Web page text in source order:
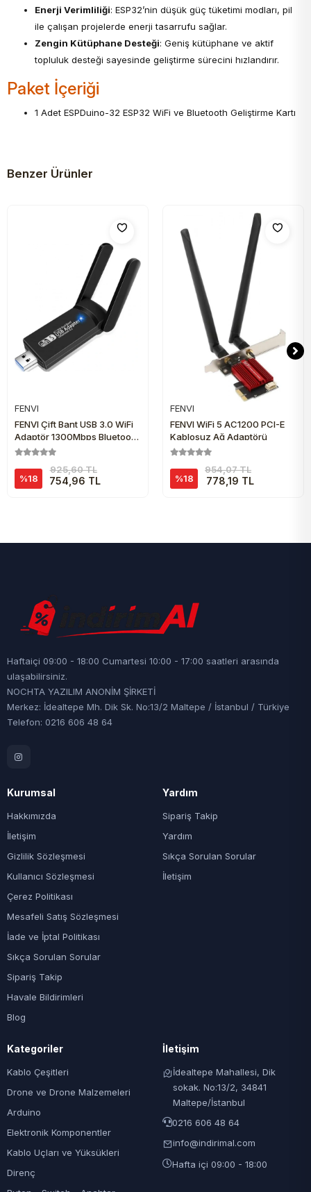
Enerji Verimliliği: ESP32’nin düşük güç tüketimi modları, pil
ile çalışan projelerde enerji tasarrufu sağlar.
Zengin Kütüphane Desteği: Geniş kütüphane ve aktif
topluluk desteği sayesinde geliştirme sürecini hızlandırır.
Paket İçeriği
1 Adet ESPDuino-32 ESP32 WiFi ve Bluetooth Geliştirme Kartı
Benzer Ürünler
FENVI
FENVI Çift Bant USB 3.0 WiFi
Adaptör 1300Mbps Bluetooth
4.2 Kablosuz Ağ Alıcısı
%18
925,60 TL
754,96 TL
FENVI
FENVI WiFi 5 AC1200 PCI-E
Kablosuz Ağ Adaptörü
%18
954,07 TL
778,19 TL
Haftaiçi 09:00 - 18:00 Cumartesi 10:00 - 17:00 saatleri arasında
ulaşabilirsiniz.
NOCHTA YAZILIM ANONİM ŞİRKETİ
Merkez: İdealtepe Mh. Dik Sk. No:13/2 Maltepe / İstanbul / Türkiye
Telefon: 0216 606 48 64
Kurumsal
Hakkımızda
İletişim
Gizlilik Sözleşmesi
Kullanıcı Sözleşmesi
Çerez Politikası
Mesafeli Satış Sözleşmesi
İade ve İptal Politikası
Sıkça Sorulan Sorular
Sipariş Takip
Havale Bildirimleri
Blog
Yardım
Sipariş Takip
Yardım
Sıkça Sorulan Sorular
İletişim
Kategoriler
Kablo Çeşitleri
Drone ve Drone Malzemeleri
Arduino
Elektronik Komponentler
Kablo Uçları ve Yüksükleri
Direnç
İletişim
İdealtepe Mahallesi, Dik
sokak. No:13/2, 34841
Maltepe/İstanbul
0216 606 48 64
info@indirimal.com
Hafta içi 09:00 - 18:00